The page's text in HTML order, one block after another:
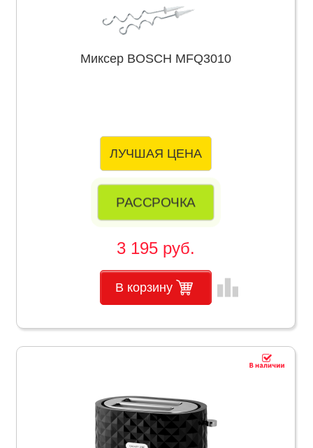
Миксер BOSCH MFQ3010
ЛУЧШАЯ ЦЕНА
РАССРОЧКА
3 195 руб.
В корзину leaderboard